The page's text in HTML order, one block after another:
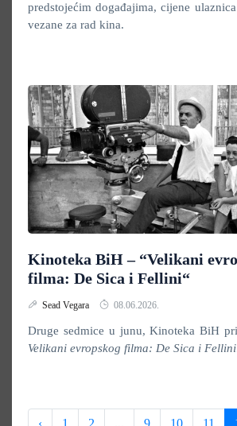
predstojećim događajima, cijene
vezane za rad kina.
Kinoteka BiH – “Velikani
filma: De Sica i Fellini“
Sead Vegara 08.06.2026.
Druge sedmice u junu, Kinoteka BiH
Velikani evropskog filma: De Sica i Fellini
‹ 1 2 ... 9 10 11